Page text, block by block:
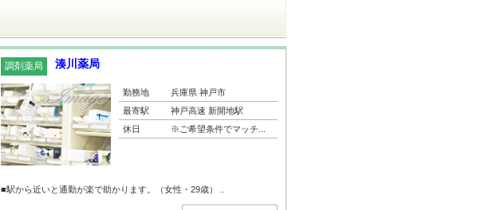
調剤薬局 湊川薬局
勤務地
兵庫県 神戸市
最寄駅
神戸高速 新開地駅
休日
※ご希望条件でマッチ...
■駅から近いと通勤が楽で助かります。（女性・29歳） ..